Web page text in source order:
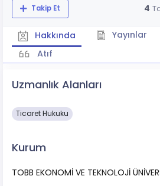
Takip Et 4
Hakkında Yayınlar
Atıf
Uzmanlık Alanları
Ticaret Hukuku
Kurum
TOBB EKONOMİ VE TEKNOLOJİ